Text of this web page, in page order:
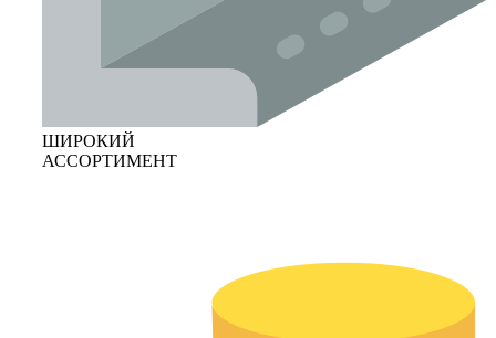
ШИРОКИЙ
АССОРТИМЕНТ